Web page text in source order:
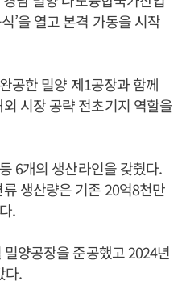
’을 열고 본격 가동을 시작
공한 밀양 제1공장과 함께
시장 공략 전초기지 역할을
6개의 생산라인을 갖췄다.
생산량은 기존 20억8천만
.
양공장을 준공했고 2024년
다.